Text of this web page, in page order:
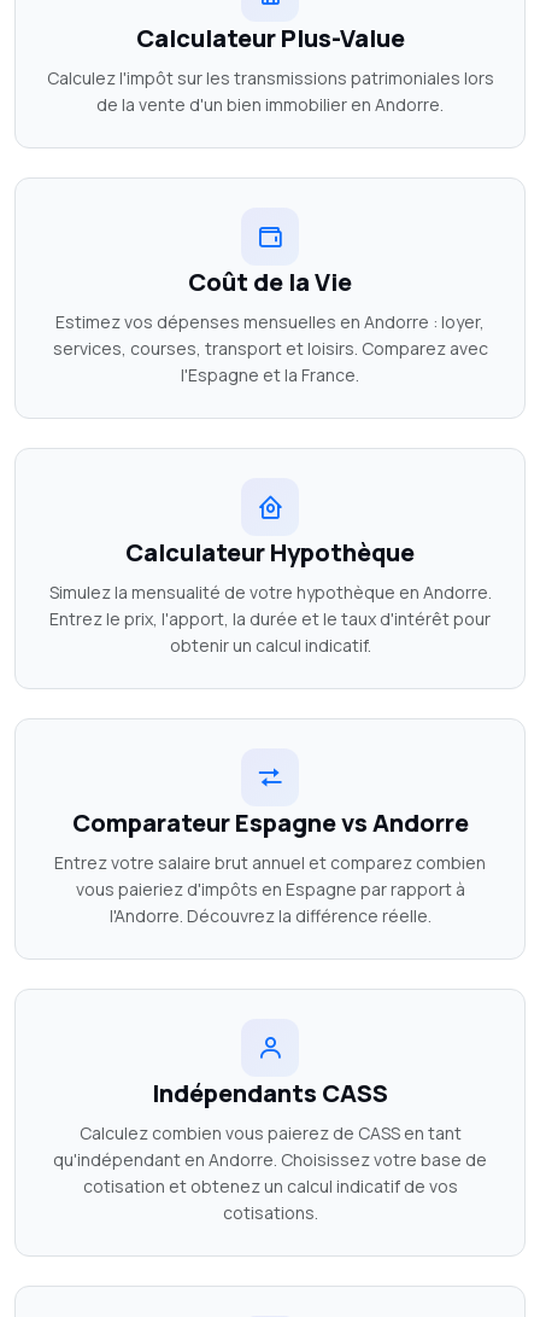
Calculateur Plus-Value
Calculez l'impôt sur les transmissions patrimoniales lors
de la vente d'un bien immobilier en Andorre.
Coût de la Vie
Estimez vos dépenses mensuelles en Andorre : loyer,
services, courses, transport et loisirs. Comparez avec
l'Espagne et la France.
Calculateur Hypothèque
Simulez la mensualité de votre hypothèque en Andorre.
Entrez le prix, l'apport, la durée et le taux d'intérêt pour
obtenir un calcul indicatif.
Comparateur Espagne vs Andorre
Entrez votre salaire brut annuel et comparez combien
vous paieriez d'impôts en Espagne par rapport à
l'Andorre. Découvrez la différence réelle.
Indépendants CASS
Calculez combien vous paierez de CASS en tant
qu'indépendant en Andorre. Choisissez votre base de
cotisation et obtenez un calcul indicatif de vos
cotisations.